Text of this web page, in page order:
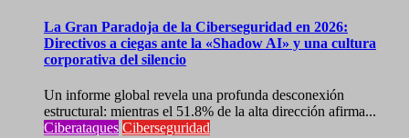
La Gran Paradoja de la Ciberseguridad en 2026:
Directivos a ciegas ante la «Shadow AI» y una cultura
corporativa del silencio
Un informe global revela una profunda desconexión
estructural: mientras el 51.8% de la alta dirección afirma...
Ciberataques Ciberseguridad